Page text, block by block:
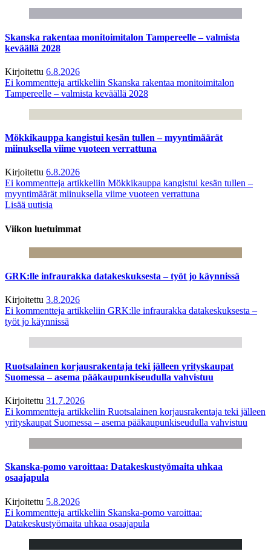
Skanska rakentaa monitoimitalon Tampereelle – valmista
keväällä 2028
Kirjoitettu 6.8.2026
Ei kommentteja artikkeliin Skanska rakentaa monitoimitalon
Tampereelle – valmista keväällä 2028
Mökkikauppa kangistui kesän tullen – myyntimäärät
miinuksella viime vuoteen verrattuna
Kirjoitettu 6.8.2026
Ei kommentteja artikkeliin Mökkikauppa kangistui kesän tullen –
myyntimäärät miinuksella viime vuoteen verrattuna
Lisää uutisia
Viikon luetuimmat
GRK:lle infraurakka datakeskuksesta – työt jo käynnissä
Kirjoitettu 3.8.2026
Ei kommentteja artikkeliin GRK:lle infraurakka datakeskuksesta –
työt jo käynnissä
Ruotsalainen korjausrakentaja teki jälleen yrityskaupat
Suomessa – asema pääkaupunkiseudulla vahvistuu
Kirjoitettu 31.7.2026
Ei kommentteja artikkeliin Ruotsalainen korjausrakentaja teki jälleen
yrityskaupat Suomessa – asema pääkaupunkiseudulla vahvistuu
Skanska-pomo varoittaa: Datakeskustyömaita uhkaa
osaajapula
Kirjoitettu 5.8.2026
Ei kommentteja artikkeliin Skanska-pomo varoittaa:
Datakeskustyömaita uhkaa osaajapula